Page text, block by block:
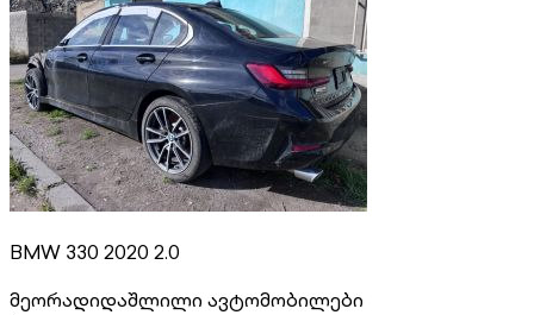
BMW 330 2020 2.0
მეორადიდაშლილი ავტომობილები